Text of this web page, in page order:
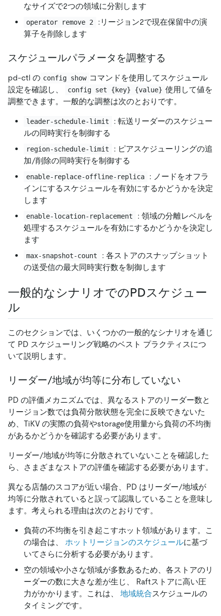
なサイズで2つの領域に分割します
operator remove 2
:リージョン2で現在保留中の演
算子を削除します
スケジュールパラメータを調整する
pd-ctl の config show コマンドを使用してスケジュール
設定を確認し、
config set {key} {value} 使用して値を
調整できます。一般的な調整は次のとおりです。
leader-schedule-limit
: 転送リーダーのスケジュー
ルの同時実行を制御する
region-schedule-limit
: ピアスケジューリングの追
加/削除の同時実行を制御する
enable-replace-offline-replica
: ノードをオフラ
インにするスケジュールを有効にするかどうかを決定
します
enable-location-replacement
: 領域の分離レベルを
処理するスケジュールを有効にするかどうかを決定し
ます
max-snapshot-count
: 各ストアのスナップショット
の送受信の最大同時実行数を制御します
一般的なシナリオでのPDスケジュー
ル
このセクションでは、いくつかの一般的なシナリオを通じ
て PD スケジューリング戦略のベスト プラクティスにつ
いて説明します。
リーダー/地域が均等に分布していない
PD の評価メカニズムでは、異なるストアのリーダー数と
リージョン数では負荷分散状態を完全に反映できないた
め、TiKV の実際の負荷やstorage使用量から負荷の不均衡
があるかどうかを確認する必要があります。
リーダー/地域が均等に分散されていないことを確認した
ら、さまざまなストアの評価を確認する必要があります。
異なる店舗のスコアが近い場合、PD はリーダー/地域が
均等に分散されていると誤って認識していることを意味し
ます。考えられる理由は次のとおりです。
負荷の不均衡を引き起こすホット領域があります。こ
の場合は、 ホットリージョンのスケジュールに基づ
いてさらに分析する必要があります。
空の領域や小さな領域が多数あるため、各ストアのリ
ーダーの数に大きな差が生じ、 Raftストアに高い圧
力がかかります。これは、 地域統合スケジュールの
タイミングです。